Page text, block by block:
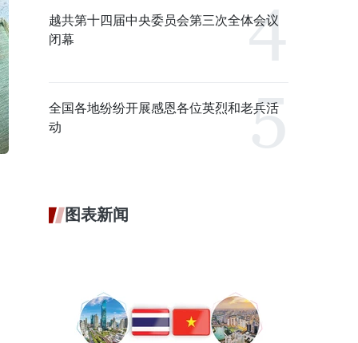
越共第十四届中央委员会第三次全体会议
闭幕
全国各地纷纷开展感恩各位英烈和老兵活
动
图表新闻